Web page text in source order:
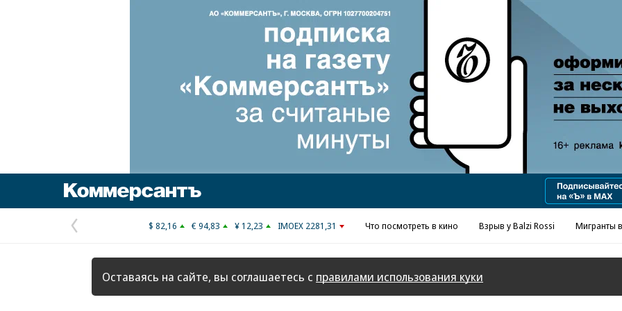
Реклама в «Ъ» www.kommersant.ru/ad
Предыдущая
страница
$ 82,16 € 94,83 ¥ 12,23 IMOEX 2281,31 Что посмотреть в кино Взрыв у Balzi Rossi Мигранты
Оставаясь на сайте, вы соглашаетесь с правилами использования куки